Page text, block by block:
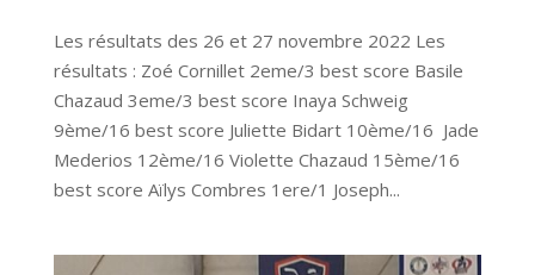
Les résultats des 26 et 27 novembre 2022 Les
résultats : Zoé Cornillet 2eme/3 best score Basile
Chazaud 3eme/3 best score Inaya Schweig
9ème/16 best score Juliette Bidart 10ème/16 Jade
Mederios 12ème/16 Violette Chazaud 15ème/16
best score Aïlys Combres 1ere/1 Joseph...